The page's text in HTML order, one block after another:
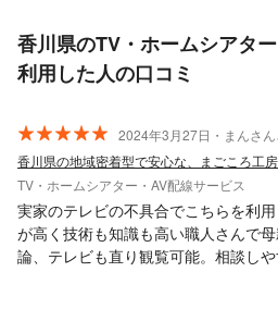
香川県のTV・ホームシアタ
利用した人の口コミ
2024年3月27日・まんさん
香川県の地域密着型で安心な、まごころ工
TV・ホームシアター・AV配線サービス
実家のテレビの不具合でこちらを利
が高く技術も知識も高い職人さんで
論、テレビも直り観覧可能。相談し